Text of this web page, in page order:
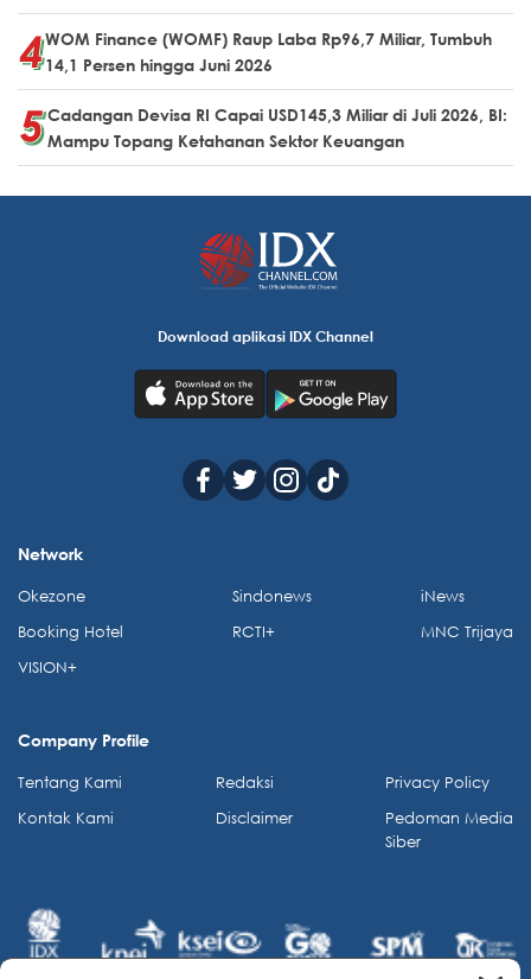
WOM Finance (WOMF) Raup Laba Rp96,7 Miliar, Tumbuh
14,1 Persen hingga Juni 2026
Cadangan Devisa RI Capai USD145,3 Miliar di Juli 2026, BI:
Mampu Topang Ketahanan Sektor Keuangan
Download aplikasi IDX Channel
Network
Okezone
Booking Hotel
VISION+
Sindonews
RCTI+
iNews
MNC Trijaya
Company Profile
Tentang Kami
Kontak Kami
Redaksi
Disclaimer
Privacy Policy
Pedoman Media
Siber